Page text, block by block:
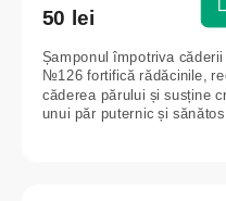
50 lei
Șamponul împotriva căderii
№126 fortifică rădăcinile,
căderea părului și susține
unui păr puternic și